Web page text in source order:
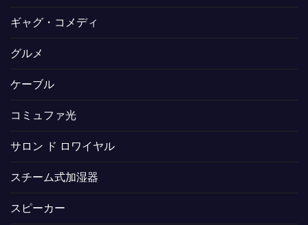
ギャグ・コメディ
グルメ
ケーブル
コミュファ光
サロン ド ロワイヤル
スチーム式加湿器
スピーカー